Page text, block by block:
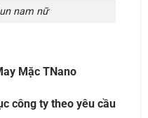
nam nữ
Mặc TNano
công ty theo yêu cầu